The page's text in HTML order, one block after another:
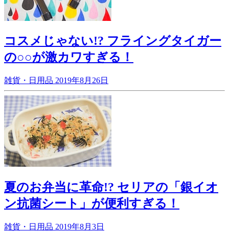
コスメじゃない!? フライングタイガー
の○○が激カワすぎる！
雑貨・日用品 2019年8月26日
夏のお弁当に革命!? セリアの「銀イオ
ン抗菌シート」が便利すぎる！
雑貨・日用品 2019年8月3日